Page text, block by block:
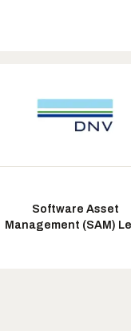
Software Asset
Management (SAM)